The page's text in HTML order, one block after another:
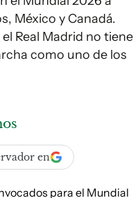
México y Canadá.
Real Madrid no tiene
como uno de los
en